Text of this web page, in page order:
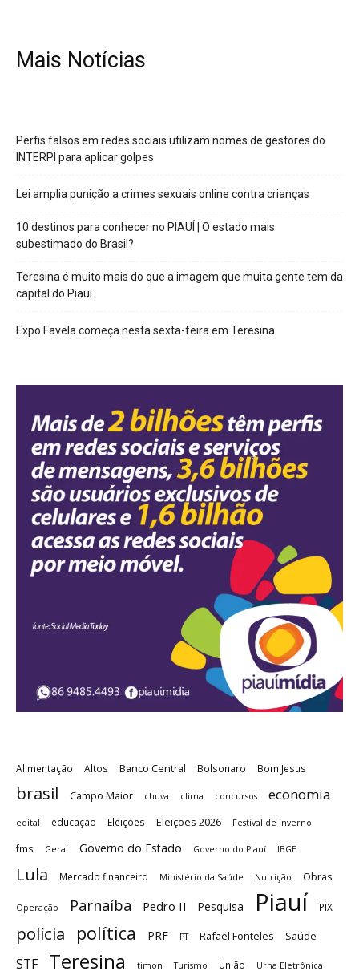
Mais Notícias
Perfis falsos em redes sociais utilizam nomes de gestores do
INTERPI para aplicar golpes
Lei amplia punição a crimes sexuais online contra crianças
10 destinos para conhecer no PIAUÍ | O estado mais
subestimado do Brasil?
Teresina é muito mais do que a imagem que muita gente tem da
capital do Piauí.
Expo Favela começa nesta sexta-feira em Teresina
Alimentação Altos Banco Central Bolsonaro Bom Jesus
brasil Campo Maior chuva clima concursos economia
edital educação Eleições Eleições 2026 Festival de Inverno
fms Geral Governo do Estado Governo do Piauí IBGE
Lula Mercado financeiro Ministério da Saúde Nutrição Obras
Operação Parnaíba Pedro II Pesquisa Piauí PIX
polícia política PRF PT Rafael Fonteles Saúde
STF Teresina timon Turismo União Urna Eletrônica